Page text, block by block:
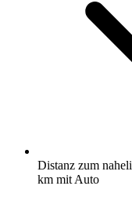
Distanz zum
km mit Auto